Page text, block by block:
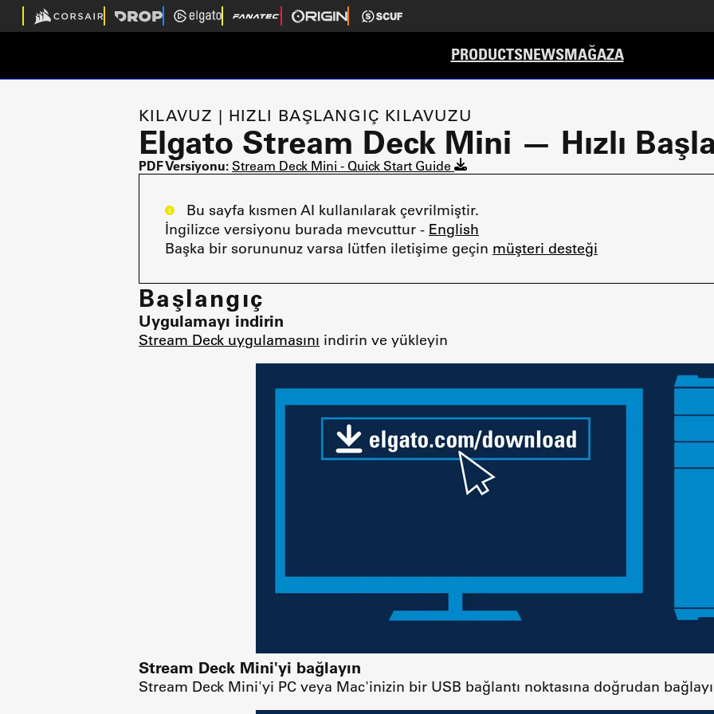
PRODUCTSNEWSMAĞAZA
KILAVUZ | HIZLI BAŞLANGIÇ KILAVUZU
Elgato Stream Deck Mini — Hızlı
PDF Versiyonu: Stream Deck Mini - Quick Start Guide
Bu sayfa kısmen AI kullanılarak çevrilmiştir.
İngilizce versiyonu burada mevcuttur - English
Başka bir sorununuz varsa lütfen iletişime geçin müşteri desteği
Başlangıç
Uygulamayı indirin
Stream Deck uygulamasını indirin ve yükleyin
Stream Deck Mini'yi bağlayın
Stream Deck Mini'yi PC veya Mac'inizin bir USB bağlantı noktasına doğrudan